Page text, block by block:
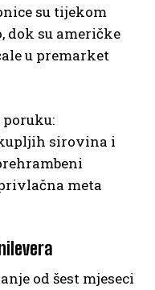
su tijekom
dok su američke
u premarket
sirovina i
meta
od šest mjeseci